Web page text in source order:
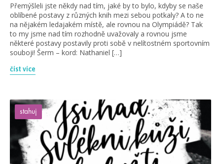
Přemýšleli jste někdy nad tím, jaké by to bylo, kdyby se naše
oblíbené postavy z různých knih mezi sebou potkaly? A to ne
na nějakém ledajakém místě, ale rovnou na Olympiádě? Tak
to my jsme nad tím rozhodně uvažovaly a rovnou jsme
některé postavy postavily proti sobě v nelítostném sportovním
souboji! Šerm – kord: Nathaniel […]
číst více
stahuj